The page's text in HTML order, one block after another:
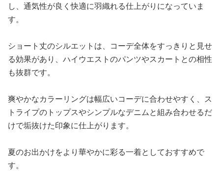
し、通気性が良く快適に羽織れる仕上がりになっていま
す。
ショート丈のシルエットは、コーデ全体をすっきりと見せ
る効果があり、ハイウエストのパンツやスカートとの相性
も抜群です。
爽やかなカラーリングは幅広いコーデに合わせやすく、ス
トライプのトップスやシンプルなデニムと組み合わせるだ
けで垢抜けた印象に仕上がります。
夏のお出かけをより華やかに彩る一着としておすすめで
す。